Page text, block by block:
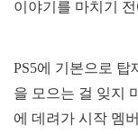
이야기를 마치기
PS5에 기본으로 탑
을 모으는 걸 잊지
에 데려가 시작 멤